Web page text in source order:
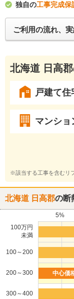
独自の工事完成保
ご利用の流れ、
北海道 日高郡
戸建て住
マンショ
※該当する工事を含むリ
北海道 日高郡の断
5%
100万円
未満
100～200
200～300
300～400